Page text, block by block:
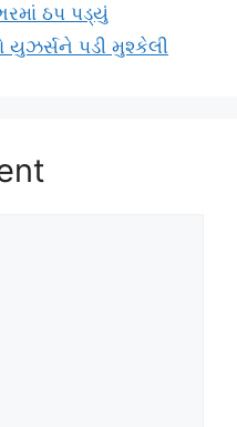
ઠપ પડ્યું
યુઝર્સને પડી મુશ્કેલી